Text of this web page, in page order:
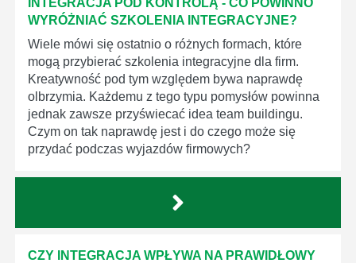
WYRÓŻNIAĆ SZKOLENIA INTEGRACYJNE?
Wiele mówi się ostatnio o różnych formach, które
mogą przybierać szkolenia integracyjne dla firm.
Kreatywność pod tym względem bywa naprawdę
olbrzymia. Każdemu z tego typu pomysłów powinna
jednak zawsze przyświecać idea team buildingu.
Czym on tak naprawdę jest i do czego może się
przydać podczas wyjazdów firmowych?
CZY INTEGRACJA WPŁYWA NA PRAWIDŁOWY